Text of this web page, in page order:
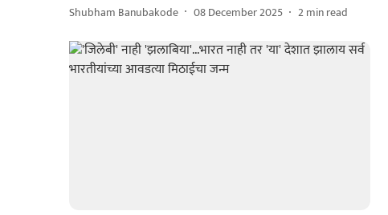
Shubham Banubakode 08 December 2025 2min read